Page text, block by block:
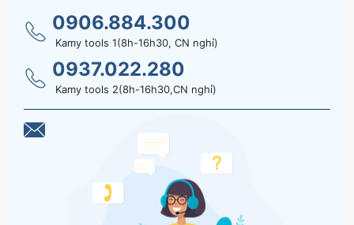
0906.884.300
Kamy tools 1(8h-16h30, CN nghỉ)
0937.022.280
Kamy tools 2(8h-16h30,CN nghỉ)